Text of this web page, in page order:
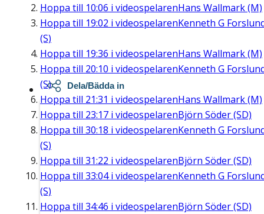
Hoppa till 10:06 i videospelarenHans Wallmark (M)
Hoppa till 19:02 i videospelarenKenneth G
(S)
Hoppa till 19:36 i videospelarenHans Wallmark (M)
Hoppa till 20:10 i videospelarenKenneth G
(S)
Hoppa till 21:31 i videospelarenHans Wallmark (M)
Hoppa till 23:17 i videospelarenBjörn Söder (SD)
Hoppa till 30:18 i videospelarenKenneth G
(S)
Hoppa till 31:22 i videospelarenBjörn Söder (SD)
Hoppa till 33:04i videospelarenKenneth G
(S)
Hoppa till 34:46 i videospelarenBjörn Söder (SD)
Dela/Bädda in